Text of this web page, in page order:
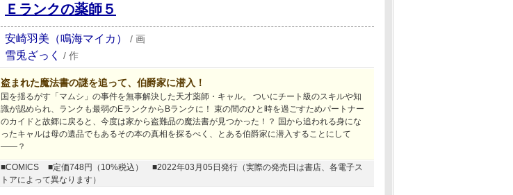
Ｅランクの薬師５
安崎羽美（鳴海マイカ） / 画
雪兎ざっく / 作
盗まれた魔法書の謎を追って、伯爵家に潜入！
国を揺るがす「マムシ」の事件を無事解決した天才薬師・キャル。 ついにチート級のスキルや知
識が認められ、ランクも最弱のEランクからBランクに！ 束の間のひと時を過ごすためパートナー
のカイドと故郷に戻ると、今度は家から盗難品の魔法書が見つかった！？ 国から追われる身にな
ったキャルは母の遺品でもあるその本の真相を探るべく、とある伯爵家に潜入することにして
――？
■COMICS ■定価748円（10%税込）
■2022年03月05日発行（実際の発売日は書店、各電子ス
トアによって異なります）